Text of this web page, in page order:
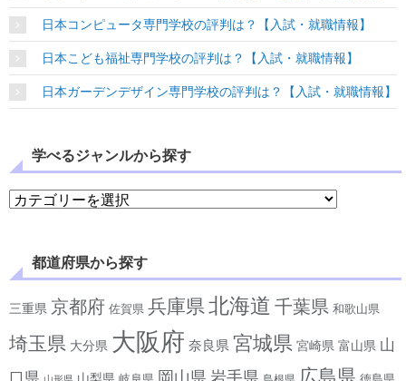
日本コンピュータ専門学校の評判は？【入試・就職情報】
日本こども福祉専門学校の評判は？【入試・就職情報】
日本ガーデンデザイン専門学校の評判は？【入試・就職情報】
学べるジャンルから探す
学べるジャンルから探す
都道府県から探す
三重県 京都府 佐賀県 兵庫県 北海道 千葉県 和歌山県
埼玉県 大分県 大阪府 奈良県 宮城県 宮崎県 富山県 山
広島県